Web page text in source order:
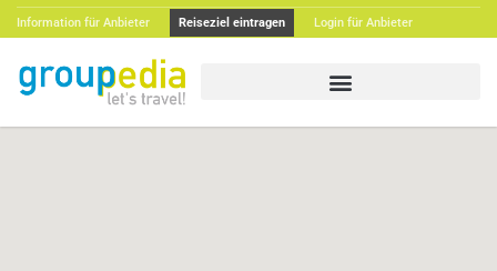
Information für Anbieter Reiseziel eintragen Login für Anbieter